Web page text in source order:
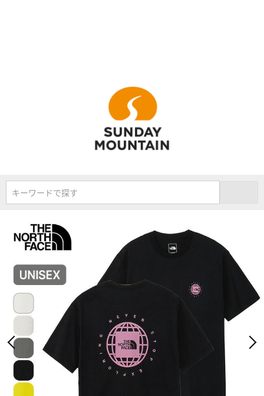
キーワードで探す